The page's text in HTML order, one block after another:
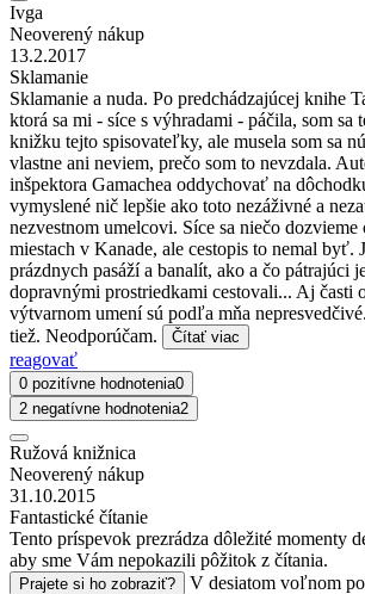
Ivga
Neoverený nákup
13.2.2017
Sklamanie
Sklamanie a nuda. Po predchádzajúcej knihe
ktorá sa mi - síce s výhradami - páčila, som sa
knižku tejto spisovateľky, ale musela som sa
vlastne ani neviem, prečo som to nevzdala.
inšpektora Gamachea oddychovať na
vymyslené nič lepšie ako toto nezáživné a
nezvestnom umelcovi. Síce sa niečo dozvieme
miestach v Kanade, ale cestopis to nemal byť.
prázdnych pasáží a banalít, ako a čo pátrajúci
dopravnými prostriedkami cestovali... Aj časti
výtvarnom umení sú podľa mňa
tiež. Neodporúčam.
Čítať viac
reagovať
0 pozitívne hodnotenia0
2 negatívne hodnotenia2
Ružová knižnica
Neoverený nákup
31.10.2015
Fantastické čítanie
Tento príspevok prezrádza dôležité momenty
aby sme Vám nepokazili pôžitok z čítania.
Prajete si ho zobraziť?
V desiatom voľnom